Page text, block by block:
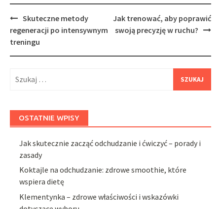
Post
navigation
Skuteczne metody
regeneracji po intensywnym
treningu
Jak trenować, aby poprawić
swoją precyzję w ruchu?
OSTATNIE WPISY
Jak skutecznie zacząć odchudzanie i ćwiczyć – porady i
zasady
Koktajle na odchudzanie: zdrowe smoothie, które
wspiera dietę
Klementynka – zdrowe właściwości i wskazówki